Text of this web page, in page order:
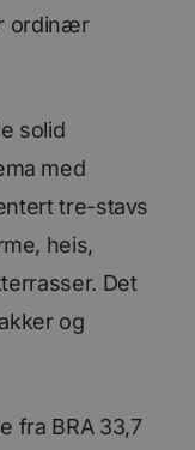
ordinær
solid
med
tre-stavs
heis,
Det
og
fra BRA 33,7